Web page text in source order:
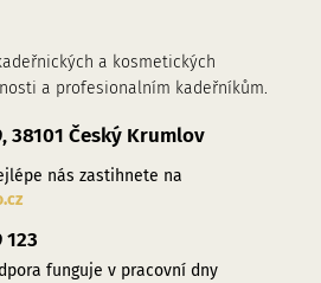
a kosmetických
a profesionalním kadeřníkům.
38101 Český Krumlov
nás zastihnete na
123
funguje v pracovní dny